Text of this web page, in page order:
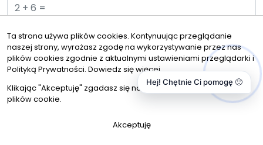
Administratorem danych osobowych jest Portman Nieruchomości z
siedzibą przy Andriollego 34 lok.15, 05-400 Otwock (“Administrator”), z
którym można się skontaktować przez adres biuro@portman.com.pl…
Ta strona używa plików cookies. Kontynuując przeglądanie
naszej strony, wyrażasz zgodę na wykorzystywanie przez nas
plików cookies zgodnie z aktualnymi ustawieniami przeglądarki i
Polityką Prywatności. Dowiedz się więcej
Klikając "Akceptuję" zgadasz się na wykorzystywanie przez nas
plików cookie.
Akceptuję
Hej! Chętnie Ci pomogę 🙂